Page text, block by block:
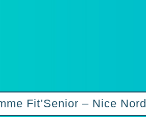
Fit’Senior – Nice Nord